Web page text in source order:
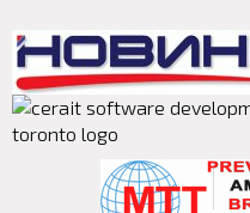
main
content